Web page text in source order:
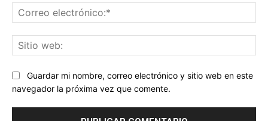
Guardar mi nombre, correo electrónico y sitio web en este
navegador la próxima vez que comente.